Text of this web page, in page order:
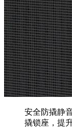
安全防撬静
撬锁座，提